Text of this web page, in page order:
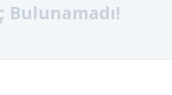
Bulunamadı!